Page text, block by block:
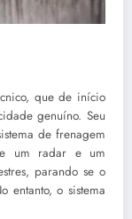
que de início
genuíno. Seu
de frenagem
um radar e um
parando se o
entanto, o sistema